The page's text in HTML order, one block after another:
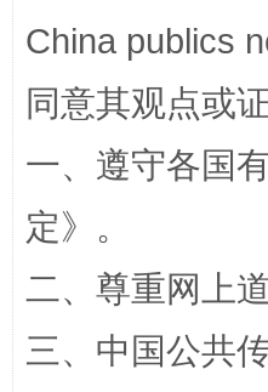
受贿1.44亿！段成刚
全民健身五年计划来了
China publics
同意其观点或
一、遵守各国
定》。
二、尊重网上
三、中国公共